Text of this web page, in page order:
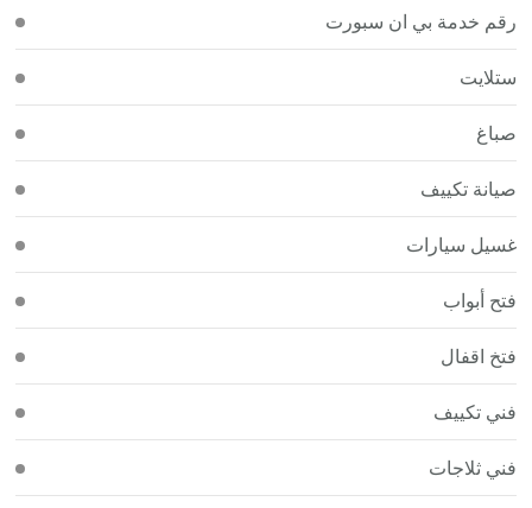
رقم خدمة بي ان سبورت
ستلايت
صباغ
صيانة تكييف
غسيل سيارات
فتح أبواب
فتخ اقفال
فني تكييف
فني ثلاجات